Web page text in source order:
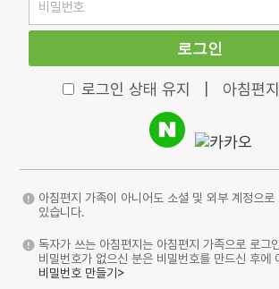
로그인
로그인 상태 유지 아침편
아침편지 가족이 아니어도 소셜 및 외부 계정으로
있습니다.
독자가 쓰는 아침편지는 아침편지 가족으로 로그
비밀번호가 없으신 분은 비밀번호를 만드신 후에
비밀번호 만들기>